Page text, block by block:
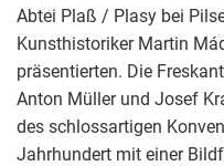
Abtei Plaß / Plasy bei
Kunsthistoriker Martin
präsentierten. Die
Anton Müller und Josef
des schlossartigen
Jahrhundert mit einer